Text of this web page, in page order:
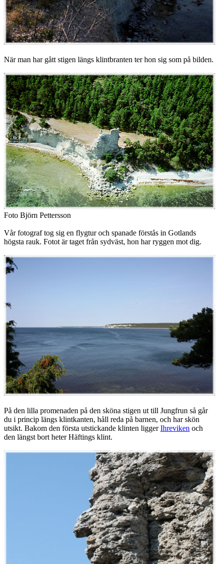
När man har gått stigen längs klintbranten ter hon sig som på bilden.
Foto Björn Pettersson
Vår fotograf tog sig en flygtur och spanade förstås in Gotlands
högsta rauk. Fotot är taget från sydväst, hon har ryggen mot dig.
På den lilla promenaden på den sköna stigen ut till Jungfrun så går
du i princip längs klintkanten, håll reda på barnen, och har skön
utsikt. Bakom den första utstickande klinten liggerIhreviken och
den längst bort heter Häftings klint.